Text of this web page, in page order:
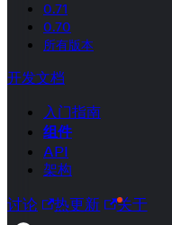
0.71
0.70
所有版本
开发文档
入门指南
组件
API
架构
讨论 热更新 关于